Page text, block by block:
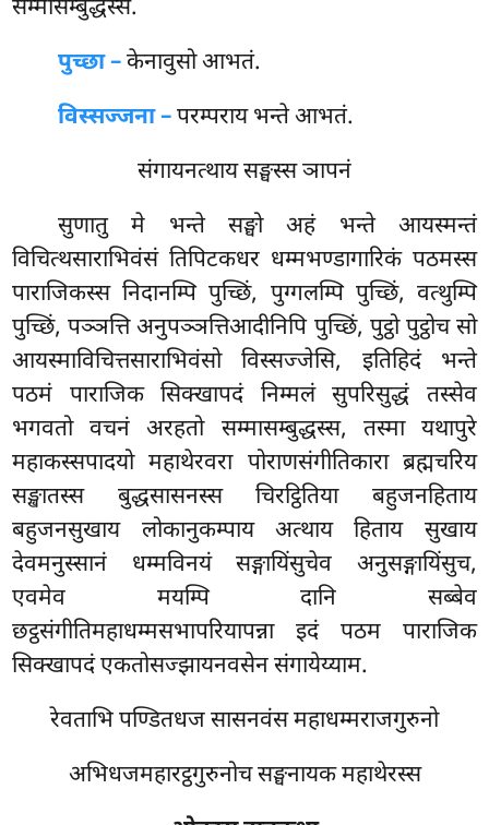
सम्मासम्बुद्धस्स.
पुच्छा –केनावुसो आभतं.
विस्सज्जना –परम्पराय भन्ते आभतं.
संगायनत्थाय सङ्घस्स ञापनं
सुणातु मे भन्ते सङ्घो अहं भन्ते आयस्मन्तं
विचित्थसाराभिवंसं तिपिटकधर धम्मभण्डागारिकं पठमस्स
पाराजिकस्स निदानम्पि पुच्छिं, पुग्गलम्पि पुच्छिं, वत्थुम्पि
पुच्छिं, पञ्ञत्ति अनुपञ्ञत्तिआदीनिपि पुच्छिं, पुट्ठो पुट्ठोच सो
आयस्माविचित्तसाराभिवंसो विस्सज्जेसि, इतिहिदं भन्ते
पठमं पाराजिक सिक्खापदं निम्मलं सुपरिसुद्धं तस्सेव
भगवतो वचनं अरहतो सम्मासम्बुद्धस्स, तस्मा यथापुरे
महाकस्सपादयो महाथेरवरा पोराणसंगीतिकारा ब्रह्मचरिय
सङ्खातस्स बुद्धसासनस्स चिरट्ठितिया बहुजनहिताय
बहुजनसुखाय लोकानुकम्पाय अत्थाय हिताय सुखाय
देवमनुस्सानं धम्मविनयं सङ्गायिंसुचेव अनुसङ्गायिंसुच,
एवमेव मयम्पि दानि सब्बेव
छट्ठसंगीतिमहाधम्मसभापरियापन्ना इदं पठम पाराजिक
सिक्खापदं एकतोसज्झायनवसेन संगायेय्याम.
रेवताभि पण्डितधज सासनवंस महाधम्मराजगुरुनो
अभिधजमहारट्ठगुरुनोच सङ्घनायक महाथेरस्स